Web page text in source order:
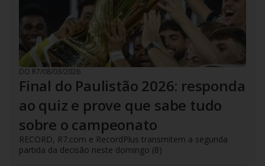
DO R7/08/03/2026
Final do Paulistão 2026: responda
ao quiz e prove que sabe tudo
sobre o campeonato
RECORD, R7.com e RecordPlus transmitem a segunda
partida da decisão neste domingo (8)